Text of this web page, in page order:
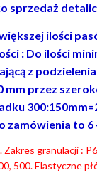
sprzedaż
ilości
: Do ilości
z
mm przez
to 6
granulacji :
500. Elastyczne